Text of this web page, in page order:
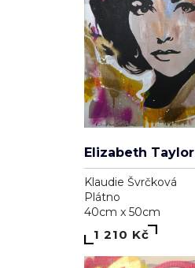
Elizabeth Taylor
Klaudie Švrčková
Plátno
40cm x 50cm
1 210 Kč